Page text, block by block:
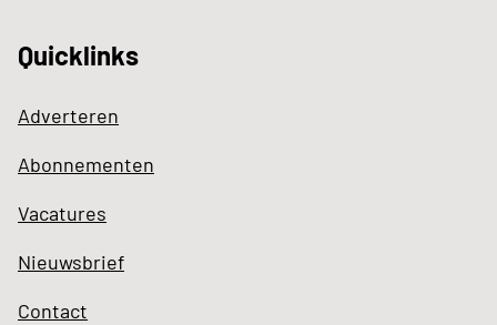
Quicklinks
Adverteren
Abonnementen
Vacatures
Nieuwsbrief
Contact